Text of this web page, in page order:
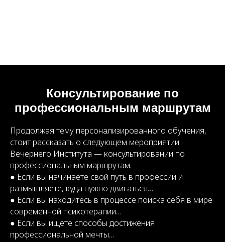
Консультирование по
профессиональным маршрутам
Продолжая тему персонализированного обучения,
стоит рассказать о следующем мероприятии
Вечернего Института — консультировании по
профессиональным маршрутам.
● Если вы начинаете свой путь в профессии и
размышляете, куда нужно двигаться…
● Если вы находитесь в процессе поиска себя в мире
современной психотерапии…
● Если вы ищете способы достижения
профессиональной мечты…